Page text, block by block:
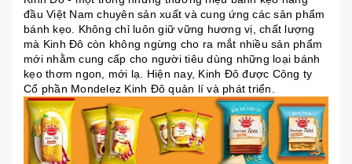
đầu Việt Nam chuyên sản xuất và cung ứng các sản phẩm
bánh kẹo. Không chỉ luôn giữ vững hương vị, chất lượng
mà Kinh Đô còn không ngừng cho ra mắt nhiều sản phẩm
mới nhằm cung cấp cho người tiêu dùng những loại bánh
kẹo thơm ngon, mới lạ. Hiện nay, Kinh Đô được Công ty
Cổ phần Mondelez Kinh Đô quản lí và phát triển.